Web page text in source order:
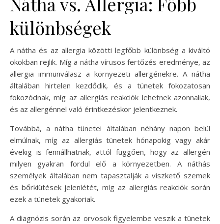
különbségek
A nátha és az allergia közötti legfőbb különbség a kiváltó
okokban rejlik. Míg a nátha vírusos fertőzés eredménye, az
allergia immunválasz a környezeti allergénekre. A nátha
általában hirtelen kezdődik, és a tünetek fokozatosan
fokozódnak, míg az allergiás reakciók lehetnek azonnaliak,
és az allergénnel való érintkezéskor jelentkeznek.
Továbbá, a nátha tünetei általában néhány napon belül
elmúlnak, míg az allergiás tünetek hónapokig vagy akár
évekig is fennállhatnak, attól függően, hogy az allergén
milyen gyakran fordul elő a környezetben. A náthás
személyek általában nem tapasztalják a viszkető szemek
és bőrkiütések jelenlétét, míg az allergiás reakciók során
ezek a tünetek gyakoriak.
A diagnózis során az orvosok figyelembe veszik a tünetek